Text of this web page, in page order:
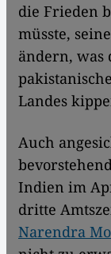
die Frieden
müsste,
ändern, was
Landes
Auch
Indien im
dritte
Narendra